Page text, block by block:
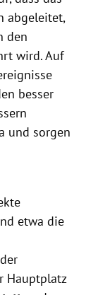
abgeleitet,
den
wird. Auf
besser
und sorgen
etwa die
Hauptplatz